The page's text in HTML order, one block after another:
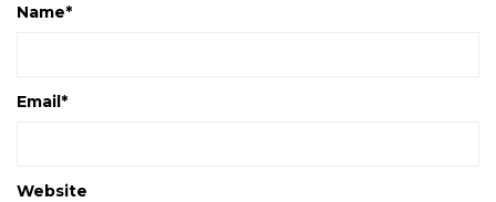
Name*
Email*
Website